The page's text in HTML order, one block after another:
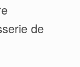
de